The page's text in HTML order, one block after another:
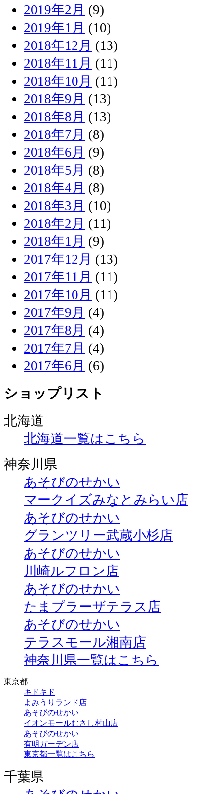
2019年2月 (9)
2019年1月 (10)
2018年12月 (13)
2018年11月 (11)
2018年10月 (11)
2018年9月 (13)
2018年8月 (13)
2018年7月 (8)
2018年6月 (9)
2018年5月 (8)
2018年4月 (8)
2018年3月 (10)
2018年2月 (11)
2018年1月 (9)
2017年12月 (13)
2017年11月 (11)
2017年10月 (11)
2017年9月 (4)
2017年8月 (4)
2017年7月 (4)
2017年6月 (6)
ショップリスト
北海道
北海道一覧はこちら
神奈川県
あそびのせかい
マークイズみなとみらい店
あそびのせかい
グランツリー武蔵小杉店
あそびのせかい
川崎ルフロン店
あそびのせかい
たまプラーザテラス店
あそびのせかい
テラスモール湘南店
神奈川県一覧はこちら
東京都
キドキド
よみうりランド店
あそびのせかい
イオンモールむさし村山店
あそびのせかい
有明ガーデン店
東京都一覧はこちら
千葉県